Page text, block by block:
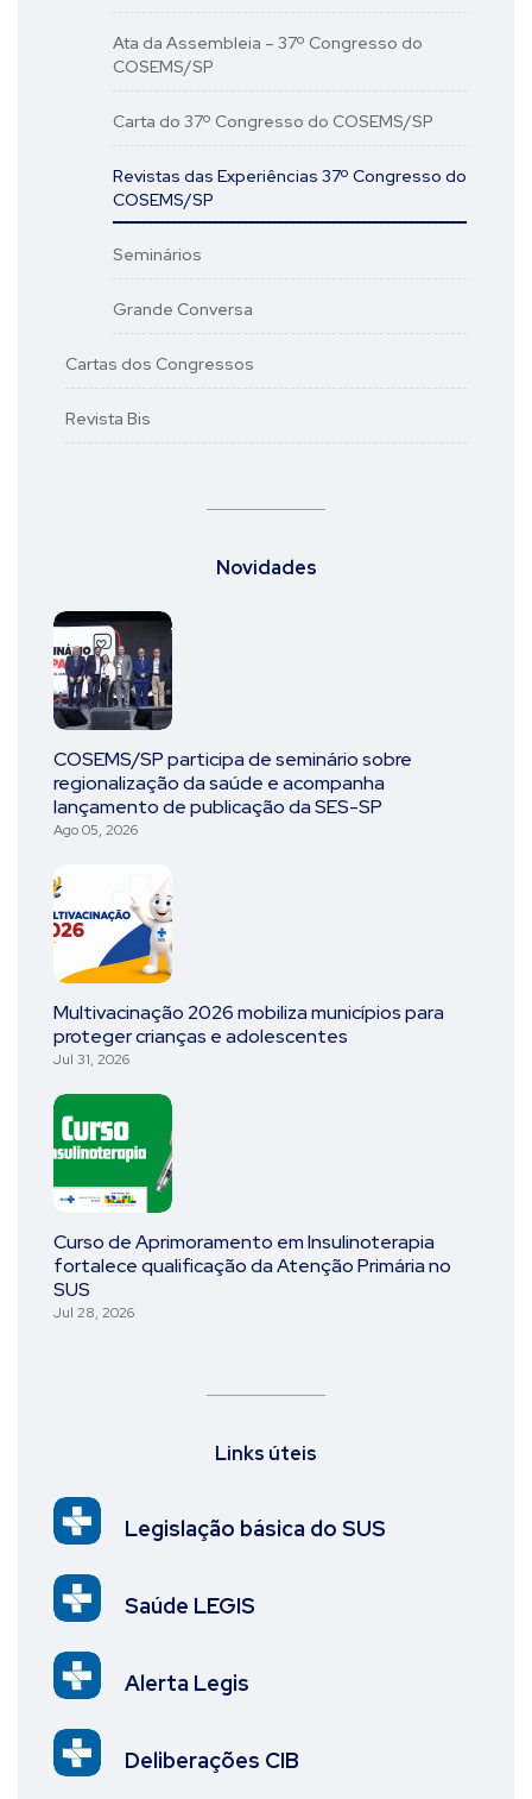
Ata da Assembleia – 37º Congresso do
COSEMS/SP
Carta do 37º Congresso do COSEMS/SP
Revistas das Experiências 37º Congresso do
COSEMS/SP
Seminários
Grande Conversa
Cartas dos Congressos
Revista Bis
Novidades
COSEMS/SP participa de seminário sobre
regionalização da saúde e acompanha
lançamento de publicação da SES-SP
Ago 05, 2026
Multivacinação 2026 mobiliza municípios para
proteger crianças e adolescentes
Jul 31, 2026
Curso de Aprimoramento em Insulinoterapia
fortalece qualificação da Atenção Primária no
SUS
Jul 28, 2026
Links úteis
Legislação básica do SUS
Saúde LEGIS
Alerta Legis
Deliberações CIB